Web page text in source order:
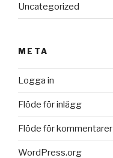
Uncategorized
META
Logga in
Flöde för inlägg
Flöde för kommentarer
WordPress.org